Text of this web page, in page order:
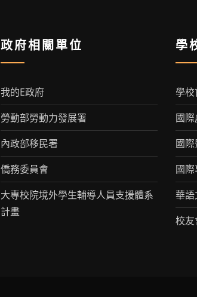
政府相關單位
我的E政府
勞動部勞動力發展署
內政部移民署
僑務委員會
大專校院境外學生輔導人員支援體系
計畫
學
學校
國際
國
國
華語
校友